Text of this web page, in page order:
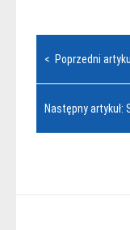
Nawigacja
< Poprzedni
Następny artykuł: